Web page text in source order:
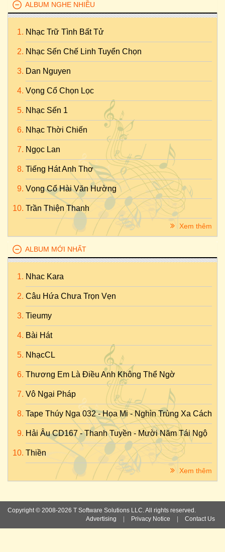
ALBUM NGHE NHIỀU
Nhạc Trữ Tình Bất Tử
Nhạc Sến Chế Linh Tuyển Chọn
Dan Nguyen
Vọng Cổ Chọn Lọc
Nhạc Sến 1
Nhạc Thời Chiến
Ngọc Lan
Tiếng Hát Anh Thơ
Vọng Cổ Hài Văn Hường
Trần Thiện Thanh
Xem thêm
ALBUM MỚI NHẤT
Nhac Kara
Câu Hứa Chưa Trọn Vẹn
Tieumy
Bài Hát
NhạcCL
Thương Em Là Điều Anh Không Thể Ngờ
Vô Ngại Pháp
Tape Thúy Nga 032 - Họa Mi - Nghìn Trùng Xa Cách
Hải Âu CD167 - Thanh Tuyền - Mười Năm Tái Ngộ
Thiền
Xem thêm
Copyright © 2008-2026 T Software Solutions LLC. All rights reserved.
Advertising
Privacy Notice Contact Us